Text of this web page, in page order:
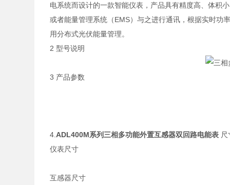
电系统而设计的一款智能仪表，产品具有精度高、体积
或者能量管理系统（EMS）与之进行通讯，根据实时功
用分布式光伏能量管理。
2 型号说明
3 产品参数
4. ADL400M系列三相多功能外置互感器双回路电能表 尺
仪表尺寸
互感器尺寸